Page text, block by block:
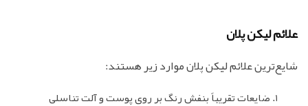
علائم لیکن پلان
شایع‌ترین علائم لیکن پلان موارد زیر هستند:
ضایعات تقریباً بنفش رنگ بر روی پوست و آلت تناسلی